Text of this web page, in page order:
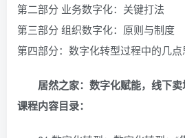
第二部分 业务数字化：关键打法
第三部分 组织数字化：原则与制度
第四部分：数字化转型过程中的几点
居然之家：数字化赋能，线下
课程内容目录：